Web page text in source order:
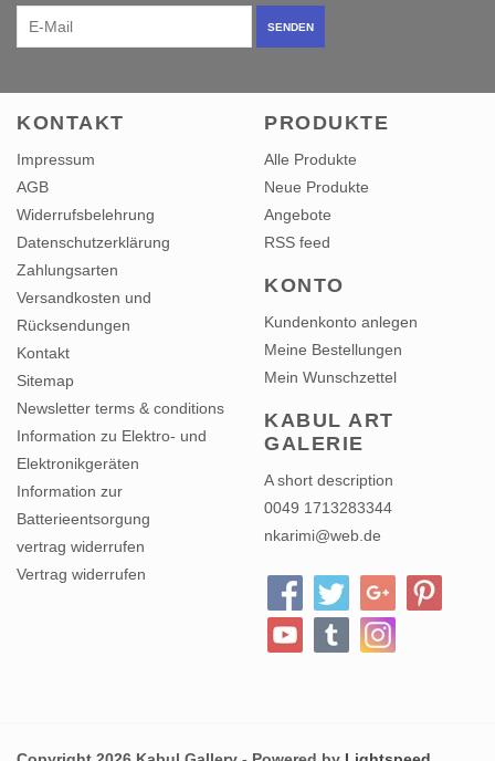
SENDEN
KONTAKT
Impressum
AGB
Widerrufsbelehrung
Datenschutzerklärung
Zahlungsarten
Versandkosten und
Rücksendungen
Kontakt
Sitemap
Newsletter terms & conditions
Information zu Elektro- und
Elektronikgeräten
Information zur
Batterieentsorgung
vertrag widerrufen
Vertrag widerrufen
PRODUKTE
Alle Produkte
Neue Produkte
Angebote
RSS feed
KONTO
Kundenkonto anlegen
Meine Bestellungen
Mein Wunschzettel
KABUL ART
GALERIE
A short description
0049 1713283344
nkarimi@web.de